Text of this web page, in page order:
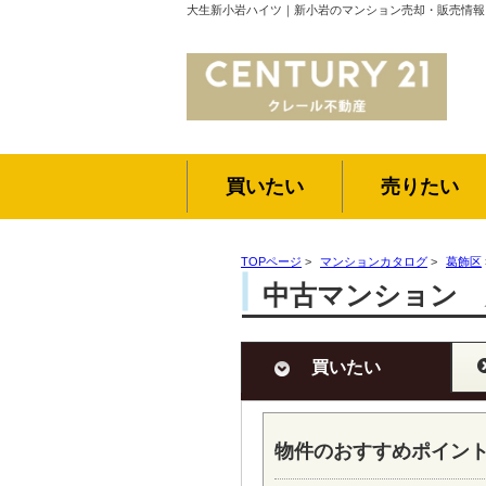
大生新小岩ハイツ｜新小岩のマンション売却・販売情
買いたい 売りたい
TOPページ > マンションカタログ > 葛飾区
中古マンション
買いたい
物件のおすすめポイン